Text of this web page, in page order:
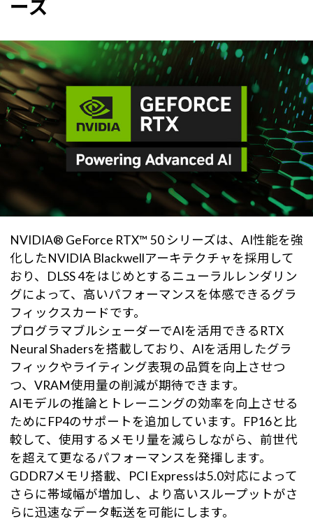
ーズ
NVIDIA® GeForce RTX™ 50 シリーズは、AI性能を強
化したNVIDIA Blackwellアーキテクチャを採用して
おり、DLSS 4をはじめとするニューラルレンダリン
グによって、高いパフォーマンスを体感できるグラ
フィックスカードです。
プログラマブルシェーダーでAIを活用できるRTX
Neural Shadersを搭載しており、AIを活用したグラ
フィックやライティング表現の品質を向上させつ
つ、VRAM使用量の削減が期待できます。
AIモデルの推論とトレーニングの効率を向上させる
ためにFP4のサポートを追加しています。FP16と比
較して、使用するメモリ量を減らしながら、前世代
を超えて更なるパフォーマンスを発揮します。
GDDR7メモリ搭載、PCI Expressは5.0対応によって
さらに帯域幅が増加し、より高いスループットがさ
らに迅速なデータ転送を可能にします。